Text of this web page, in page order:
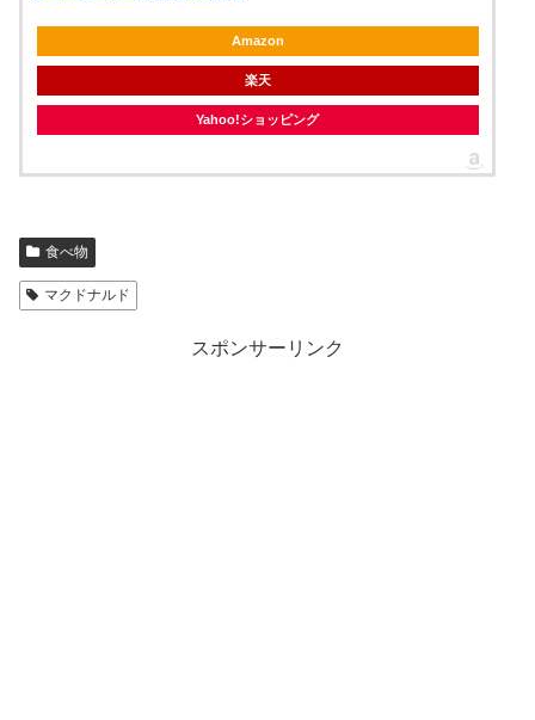
Amazon
楽天
Yahoo!ショッピング
食べ物
マクドナルド
スポンサーリンク